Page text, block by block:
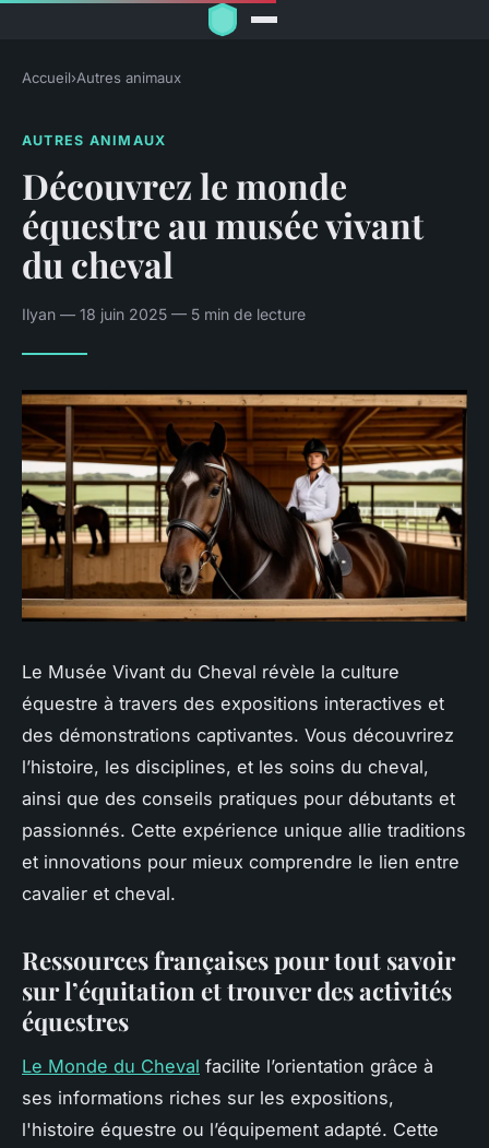
Accueil›Autres animaux
AUTRES ANIMAUX
Découvrez le monde
équestre au musée vivant
du cheval
Ilyan — 18 juin 2025 — 5 min de lecture
Le Musée Vivant du Cheval révèle la culture
équestre à travers des expositions interactives et
des démonstrations captivantes. Vous découvrirez
l’histoire, les disciplines, et les soins du cheval,
ainsi que des conseils pratiques pour débutants et
passionnés. Cette expérience unique allie traditions
et innovations pour mieux comprendre le lien entre
cavalier et cheval.
Ressources françaises pour tout savoir
sur l’équitation et trouver des activités
équestres
Le Monde du Cheval facilite l’orientation grâce à
ses informations riches sur les expositions,
l'histoire équestre ou l’équipement adapté. Cette